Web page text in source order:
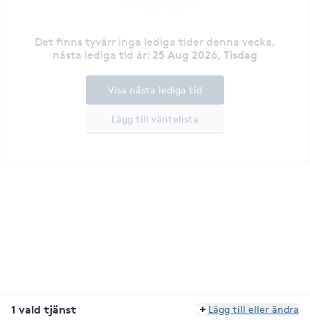
Det finns tyvärr inga lediga tider denna vecka,
nästa lediga tid är: 25 Aug 2026, Tisdag
Lägg till väntelista
Visa nästa lediga tid
1 vald tjänst Lägg till eller ändra